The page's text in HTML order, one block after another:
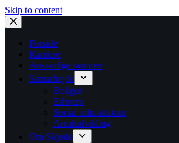
Skip to content
Forside
Karriere
Ansvarlige rammer
Samarbejde
Boliger
Erhverv
Social infrastruktur
Arealudvikling
Om Skjøde